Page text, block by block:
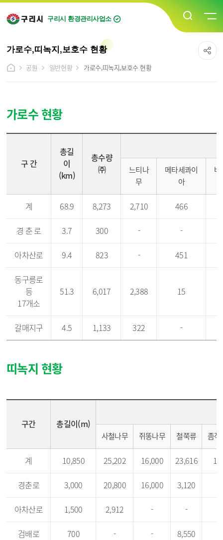
구리시 환경관리사업소
가로수,띠녹지,보호수 현황
공원
일반현황 가로수,띠녹지,보호수 현황
가로수 현황
구 간
총길
이
(km)
총수량
㈜
느티나
무
메타세콰이
아
버
계 68.9 8,273 2,710 466
경 춘 로 3.7 300 - -
아차산로 9.4 823 - 451
동구릉로
등
17개소
51.3 6,017 2,388 15
갈매지구 4.5 1,133 322 -
띠녹지 현황
구간 총길이(m)
사철나무 쥐똥나무 철쭉류 좀작
계 10,850 25,202 16,000 23,616
경춘로 3,000 20,800 16,000 3,120
아차산로 1,500 2,912 - -
검배로 700 - - 8,550